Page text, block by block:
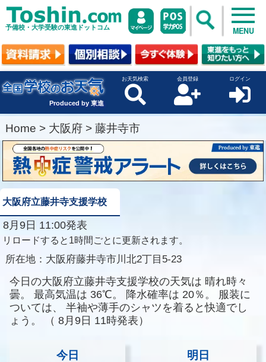
予備校・大学受験の東進ドットコム MENU
Produced by 東進
お天気検索 会員登録 ログイン
Home > 大阪府 > 藤井寺市
大阪府立藤井寺支援学校
8月9日 11:00発表
リロードすると1時間ごとに更新されます。
所在地： 大阪府藤井寺市川北2丁目5-23
今日の大阪府立藤井寺支援学校の天気は 晴れ時々
曇。
最高気温は 36℃。 降水確率は 20％。
服装に
ついては、
半袖や薄手のシャツを着ると快適でし
ょう。
（ 8月9日 11時発表）
今日 明日